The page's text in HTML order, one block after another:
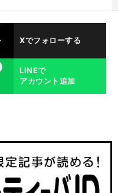
Xでフォローする
LINEで
アカウント追加